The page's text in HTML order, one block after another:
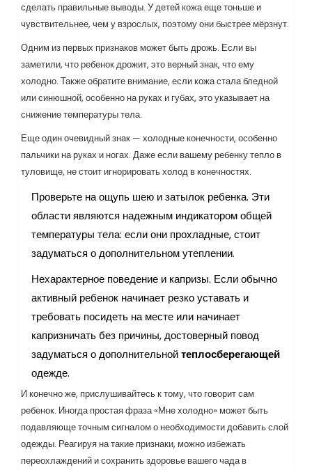
сделать правильные выводы. У детей кожа еще тоньше и
чувствительнее, чем у взрослых, поэтому они быстрее мёрзнут.
Одним из первых признаков может быть дрожь. Если вы
заметили, что ребенок дрожит, это верный знак, что ему
холодно. Также обратите внимание, если кожа стала бледной
или синюшной, особенно на руках и губах, это указывает на
снижение температуры тела.
Еще один очевидный знак — холодные конечности, особенно
пальчики на руках и ногах. Даже если вашему ребенку тепло в
туловище, не стоит игнорировать холод в конечностях.
Проверьте на ощупь шею и затылок ребенка. Эти
области являются надежным индикатором общей
температуры тела: если они прохладные, стоит
задуматься о дополнительном утеплении.
Нехарактерное поведение и капризы. Если обычно
активный ребенок начинает резко уставать и
требовать посидеть на месте или начинает
капризничать без причины, достоверный повод
задуматься о дополнительнойтеплосберегающей
одежде.
И конечно же, прислушивайтесь к тому, что говорит сам
ребенок. Иногда простая фраза «Мне холодно» может быть
подавляюще точным сигналом о необходимости добавить слой
одежды. Реагируя на такие признаки, можно избежать
переохлаждений и сохранить здоровье вашего чада в